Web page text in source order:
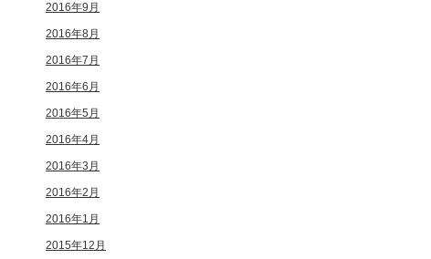
2016年9月
2016年8月
2016年7月
2016年6月
2016年5月
2016年4月
2016年3月
2016年2月
2016年1月
2015年12月